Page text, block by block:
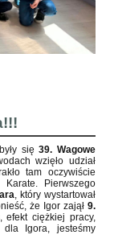
się39. Wagowe
wzięło udział
tam oczywiście
Karate . Pierwszego
, który wystartował
że Igor zajął 9.
efekt ciężkiej pracy,
dla Igora, jesteśmy